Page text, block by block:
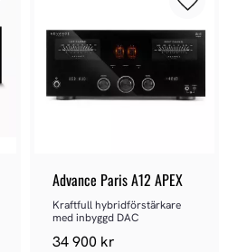
till i favoriter
Advance Paris A12 APEX
Kraftfull hybridförstärkare
med inbyggd DAC
34 900 kr
Lägg